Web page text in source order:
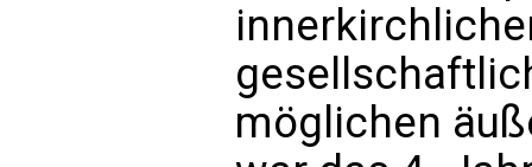
möglichen